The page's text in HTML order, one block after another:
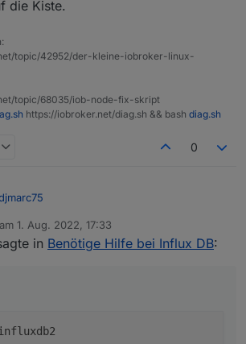
$
Generates
Config
organization    Organization
User management
Task management
List Telegraf
Export existing
authorization  Authorization
Apply a template
List stack(s)
Summarize the
schema        Bucket schema
Remote
damit.
Anleitung hast Du genutzt ??
hoffentlich jetzt nicht influxdb2 installiert
die Kiste.
topic/42952/der-kleine-iobroker-linux-
topic/68035/iob-node-fix-skript
https://iobroker.net/diag.sh && bash diag.sh
0
1. Aug. 2022, 17:33
von
in Benötige Hilfe bei Influx DB: